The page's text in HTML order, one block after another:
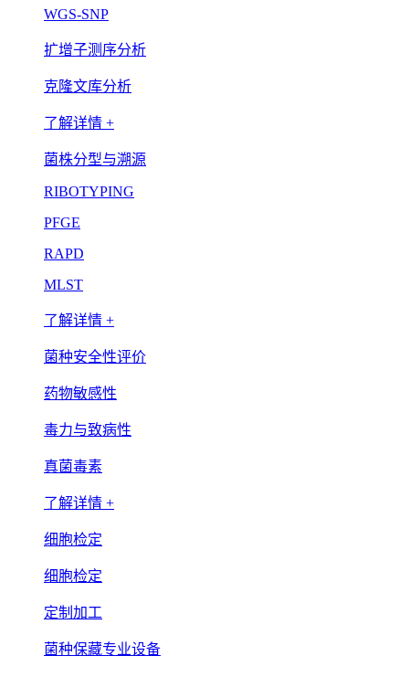
WGS-SNP
扩增子测序分析
克隆文库分析
了解详情 +
菌株分型与溯源
RIBOTYPING
PFGE
RAPD
MLST
了解详情 +
菌种安全性评价
药物敏感性
毒力与致病性
真菌毒素
了解详情 +
细胞检定
细胞检定
定制加工
菌种保藏专业设备